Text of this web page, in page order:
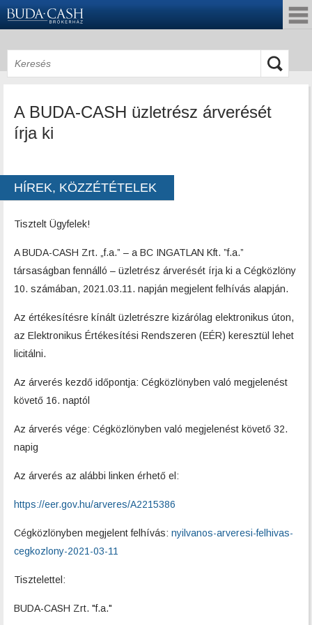
A BUDA-CASH üzletrész árverését
írja ki
HÍREK, KÖZZÉTÉTELEK
Tisztelt Ügyfelek!
A BUDA-CASH Zrt. „f.a.” – a BC INGATLAN Kft. ”f.a.”
társaságban fennálló – üzletrész árverését írja ki a Cégközlöny
10. számában, 2021.03.11. napján megjelent felhívás alapján.
Az értékesítésre kínált üzletrészre kizárólag elektronikus úton,
az Elektronikus Értékesítési Rendszeren (EÉR) keresztül lehet
licitálni.
Az árverés kezdő időpontja: Cégközlönyben való megjelenést
követő 16. naptól
Az árverés vége: Cégközlönyben való megjelenést követő 32.
napig
Az árverés az alábbi linken érhető el:
https://eer.gov.hu/arveres/A2215386
Cégközlönyben megjelent felhívás: nyilvanos-arveresi-felhivas-
cegkozlony-2021-03-11
Tisztelettel:
BUDA-CASH Zrt. "f.a."